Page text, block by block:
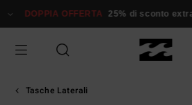
alle
prodotto
DOPPIA OFFERTA 25% di sconto extra su
Tasche Laterali